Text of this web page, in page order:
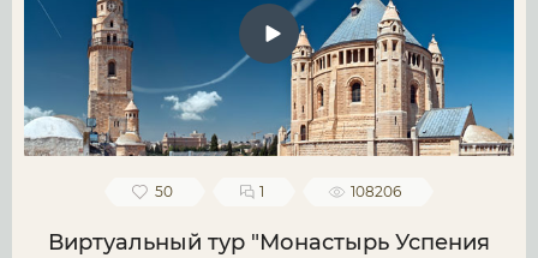
50 1 108206
Виртуальный тур "Монастырь Успения